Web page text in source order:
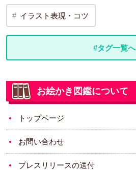
イラスト表現・コツ
#タグ一覧へ
お絵かき図鑑について
トップページ
お問い合わせ
プレスリリースの送付